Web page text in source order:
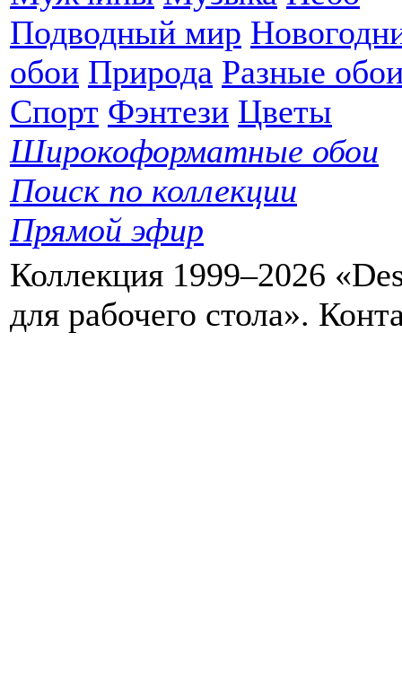
Подводный мир
обои Природа Разные
Спорт Фэнтези Цветы
Широкоформатные обои
Поиск по коллекции
Прямой эфир
Коллекция 1999–2026
для рабочего стола».